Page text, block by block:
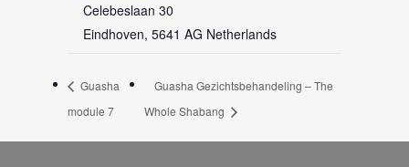
Celebeslaan 30
Eindhoven, 5641 AG Netherlands
Guasha
module 7
Guasha Gezichtsbehandeling – The
Whole Shabang